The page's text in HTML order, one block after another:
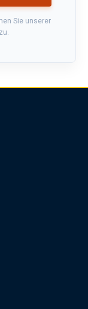
Sie unserer